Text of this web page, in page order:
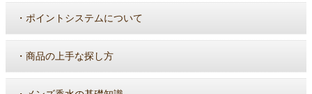
・ ポイントシステムについて
・ 商品の上手な探し方